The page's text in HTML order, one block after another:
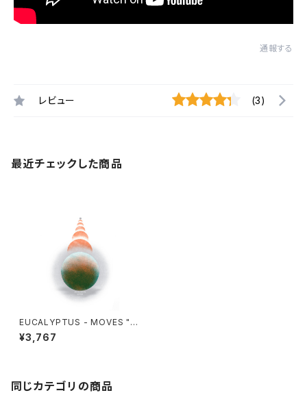
通報する
レビュー (3)
最近チェックした商品
EUCALYPTUS - MOVES "L
P"
¥3,767
同じカテゴリの商品